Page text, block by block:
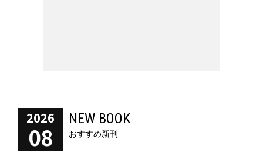
2026
08
NEW BOOK
おすすめ新刊